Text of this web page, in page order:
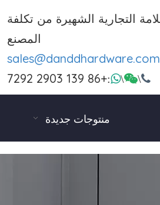
التجارية الشهيرة من تكلفة
المصنع
sales@danddhardware.com

\

\

:
+86 139 2903 7292
منتوجات جديدة